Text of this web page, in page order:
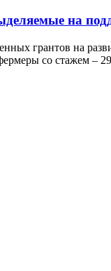
на
грантов на
со стажем –